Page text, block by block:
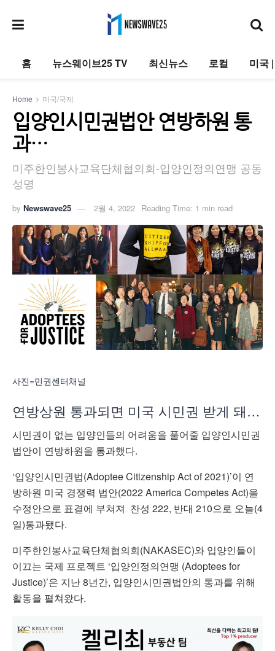
홈 뉴스웨이브25 TV 최신뉴스 로컬 미국
Home 미국/국제
입양인시민권법안 연방하원 통
과…
미주한인봉사교육단체협의회-입양인정의연맹 공동
성명
by Newswave25 2월 4, 2022 Reading Time: 1 min read
사진=민권센터채널
연방상원 통과되면 미국 시민권 받게 돼…
시민권이 없는 입양인들의 어려움을 풀어줄 입양인시민권
법안이 연방하원을 통과했다.
‘입양인시민권법(Adoptee Citizenship Act of 2021)’이 연
방하원 미국 경쟁력 법안(2022 America Competes Act​)을
수정안으로 표결에 부쳐져 찬성 222, 반대 210으로 오늘(4
일)통과됐다.
미주한인봉사교육단체협의회(NAKASEC)와 입양인들이
이끄는 국제 프로젝트 ‘입양인정의연맹 (Adoptees for
Justice)’은 지난 8년간, 입양인시민권법안의 통과를 위해
활동을 펼쳐왔다.